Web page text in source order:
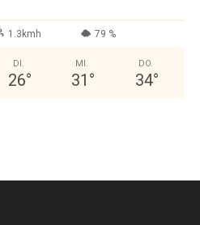
1.3kmh 79 %
DI.
26°
MI.
31 °
DO.
34°